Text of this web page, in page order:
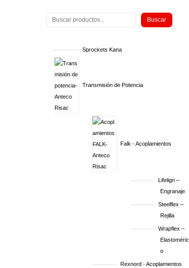
Buscar
Sprockets Kana
Transmisión de Potencia
Falk - Acoplamientos
Lifelign –
Engranaje
Steelflex –
Rejilla
Wrapflex –
Elastoméric
o
Rexnord - Acoplamientos